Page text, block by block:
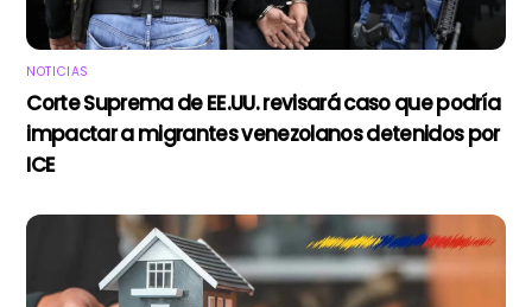
NOTICIAS
Corte Suprema de EE.UU. revisará caso que podría
impactar a migrantes venezolanos detenidos por
ICE